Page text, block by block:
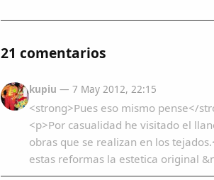
21 comentarios
kupiu — 7 May 2012, 22:15
<strong>Pues eso mismo pense</
<p>Por casualidad he visitado el
obras que se realizan en los
estas reformas la estetica original